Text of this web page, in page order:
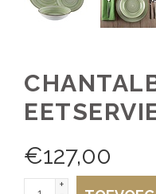
€127,00
+